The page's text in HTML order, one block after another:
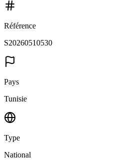
Référence
S20260510530
Pays
Tunisie
Type
National